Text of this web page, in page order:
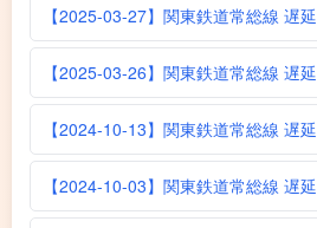
【2025-03-27】関東鉄道常総線 遅延
【2025-03-26】関東鉄道常総線 遅延
【2024-10-13】関東鉄道常総線 遅延
【2024-10-03】関東鉄道常総線 遅延